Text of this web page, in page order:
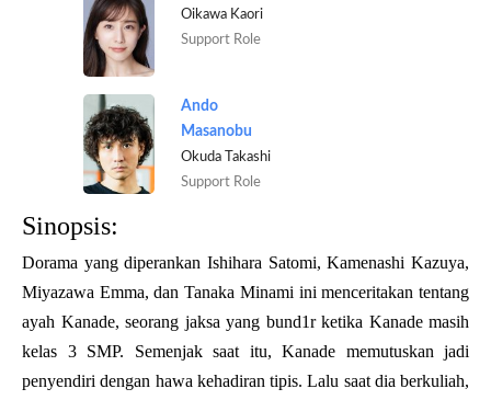
Oikawa Kaori
Support Role
Ando
Masanobu
Okuda Takashi
Support Role
Sinopsis:
Dorama yang diperankan Ishihara Satomi, Kamenashi Kazuya,
Miyazawa Emma, dan Tanaka Minami ini menceritakan tentang
ayah Kanade, seorang jaksa yang bund1r ketika Kanade masih
kelas 3 SMP. Semenjak saat itu, Kanade memutuskan jadi
penyendiri dengan hawa kehadiran tipis. Lalu saat dia berkuliah,